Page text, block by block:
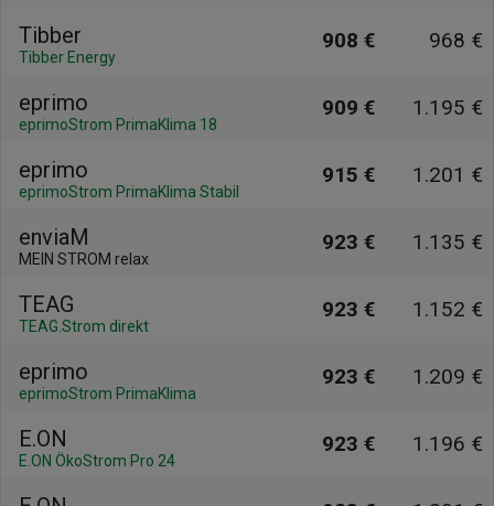
Tibber
Tibber Energy
908 € 968 €
eprimo
eprimoStrom PrimaKlima 18
909 € 1.195 €
eprimo
eprimoStrom PrimaKlima Stabil
915 € 1.201 €
enviaM
MEIN STROM relax
923 € 1.135 €
TEAG
TEAG.Strom direkt
923 € 1.152 €
eprimo
eprimoStrom PrimaKlima
923 € 1.209 €
E.ON
E.ON ÖkoStrom Pro 24
923 € 1.196 €